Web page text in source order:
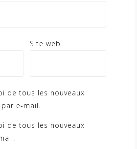
Site web
de tous les nouveaux
e-mail.
de tous les nouveaux